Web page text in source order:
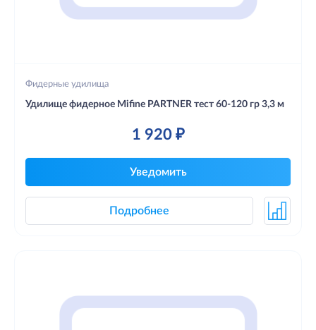
Фидерные удилища
Удилище фидерное Mifine PARTNER тест 60-120 гр 3,3 м
1 920 ₽
Уведомить
Подробнее